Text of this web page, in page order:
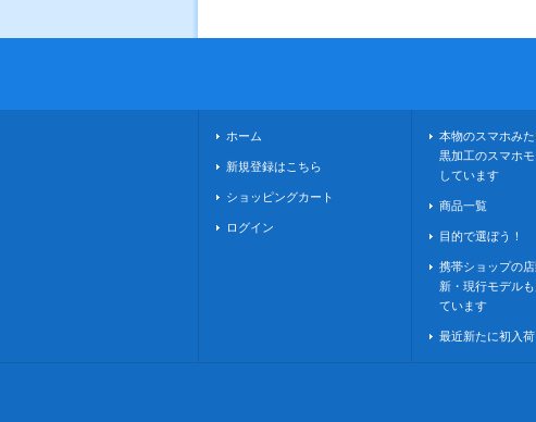
ホーム
新規登録はこちら
ショッピングカート
ログイン
本物のスマホみ
黒加工のスマホ
しています
商品一覧
目的で選ぼう！
携帯ショップの
新・現行モデル
ています
最近新たに初入